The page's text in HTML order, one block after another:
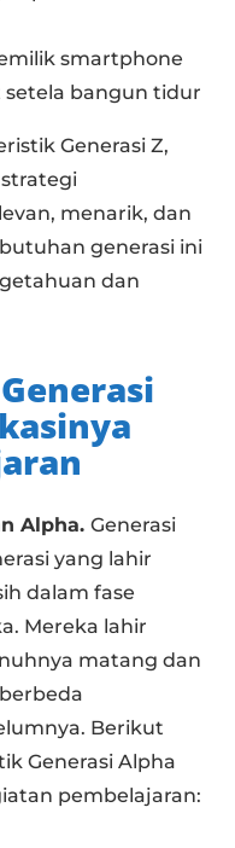
smartphone
setela bangun tidur
Generasi Z,
menarik, dan
generasi ini
dan
Alpha.Generasi
yang lahir
dalam fase
Mereka lahir
matang dan
Berikut
Generasi Alpha
pembelajaran: